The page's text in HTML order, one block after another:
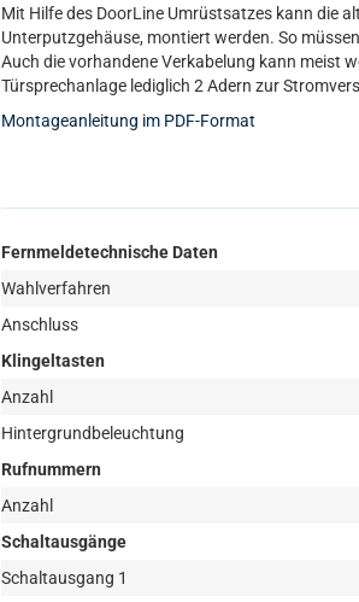
Mit Hilfe des DoorLine Umrüstsatzes kann die
Unterputzgehäuse, montiert werden. So
Auch die vorhandene Verkabelung kann meist
Türsprechanlage lediglich 2 Adern zur
Montageanleitung im PDF-Format
Fernmeldetechnische Daten
Wahlverfahren
Anschluss
Klingeltasten
Anzahl
Hintergrundbeleuchtung
Rufnummern
Anzahl
Schaltausgänge
Schaltausgang 1